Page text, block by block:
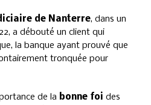
de Nanterre, dans un
a débouté un client qui
la banque ayant prouvé que
tronquée pour
de la bonne foi des